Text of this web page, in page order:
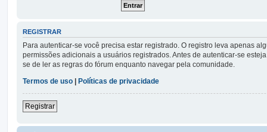
REGISTRAR
Para autenticar-se você precisa estar registrado. O registro leva apenas
permissões adicionais a usuários registrados. Antes de autenticar-se
se de ler as regras do fórum enquanto navegar pela comunidade.
Termos de uso
Políticas de privacidade
Registrar